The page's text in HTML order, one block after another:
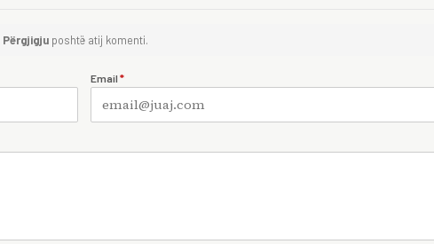
Përgjigju poshtë atij komenti.
Email *